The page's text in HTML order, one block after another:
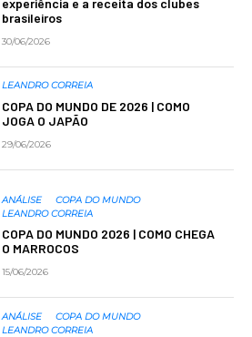
brasileiros
30/06/2026
LEANDRO CORREIA
COPA DO MUNDO DE 2026 | COMO
JOGA O JAPÃO
29/06/2026
ANÁLISE
COPA DO MUNDO
LEANDRO CORREIA
COPA DO MUNDO 2026 | COMO CHEGA
O MARROCOS
15/06/2026
ANÁLISE
COPA DO MUNDO
LEANDRO CORREIA